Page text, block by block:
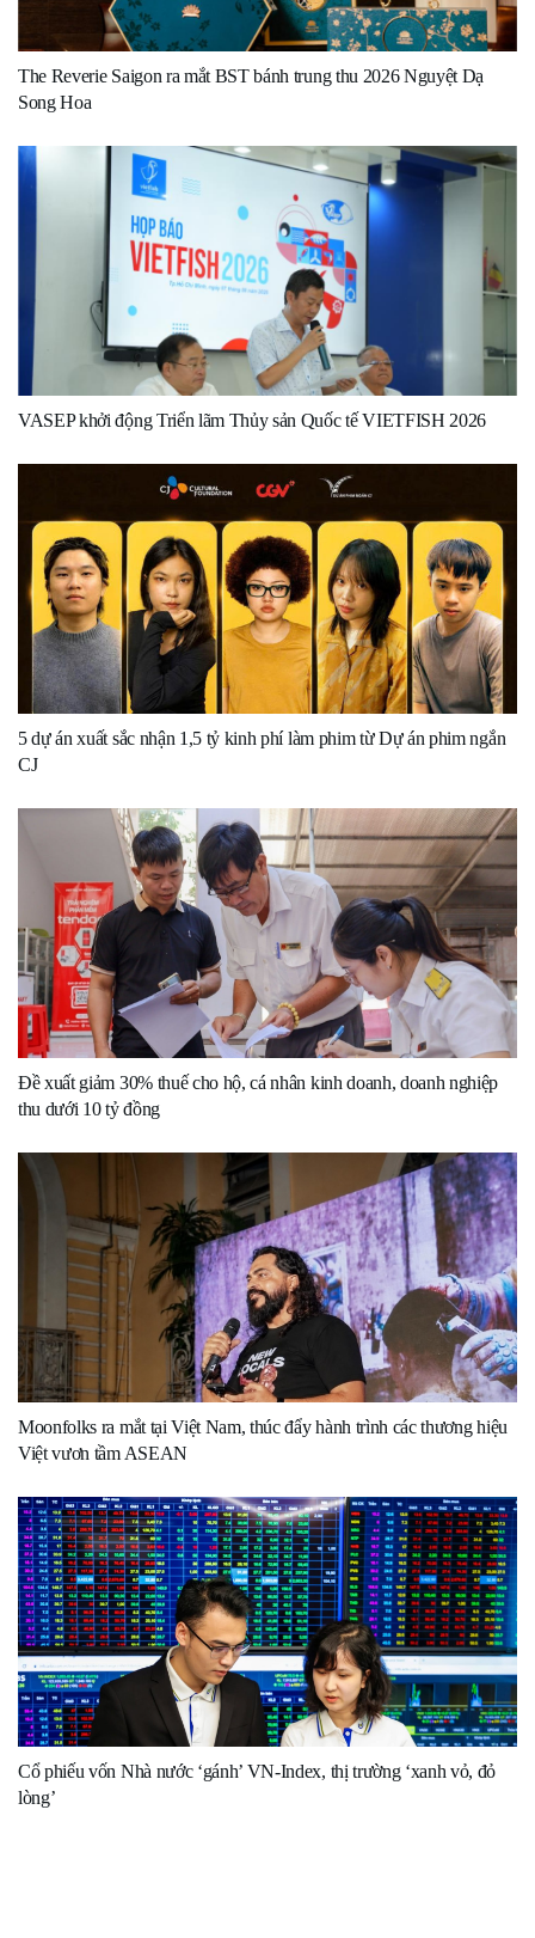
The Reverie Saigon ra mắt BST bánh trung thu 2026 Nguyệt Dạ
Song Hoa
VASEP khởi động Triển lãm Thủy sản Quốc tế VIETFISH 2026
5 dự án xuất sắc nhận 1,5 tỷ kinh phí làm phim từ Dự án phim ngắn
CJ
Đề xuất giảm 30% thuế cho hộ, cá nhân kinh doanh, doanh nghiệp
thu dưới 10 tỷ đồng
Moonfolks ra mắt tại Việt Nam, thúc đẩy hành trình các thương hiệu
Việt vươn tầm ASEAN
Cổ phiếu vốn Nhà nước ‘gánh’ VN-Index, thị trường ‘xanh vỏ, đỏ
lòng’